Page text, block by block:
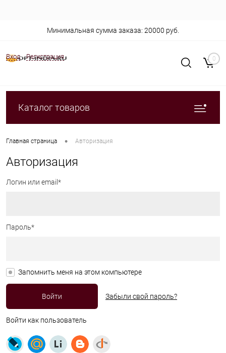
Вход Регистрация
Минимальная сумма заказа: 20000 руб.
0
Каталог товаров
Главная страница • Авторизация
Авторизация
Логин или email*
Пароль*
Запомнить меня на этом компьютере
Забыли свой пароль?
Войти как пользователь